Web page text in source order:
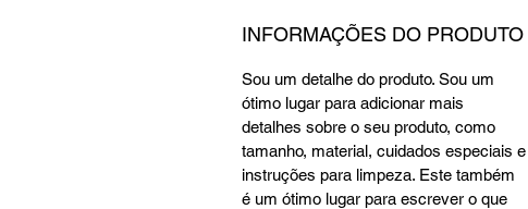
INFORMAÇÕES DO PRODUTO
Sou um detalhe do produto. Sou um
ótimo lugar para adicionar mais
detalhes sobre o seu produto, como
tamanho, material, cuidados especiais e
instruções para limpeza. Este também
é um ótimo lugar para escrever o que